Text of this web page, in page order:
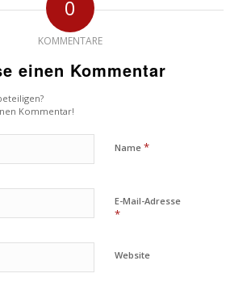
0
KOMMENTARE
einen Kommentar
Kommentar!
Name *
E-Mail-Adresse
*
Website